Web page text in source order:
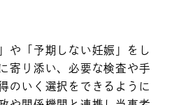
や「予期しない妊娠」をし
寄り添い、必要な検査や手
のいく選択をできるように